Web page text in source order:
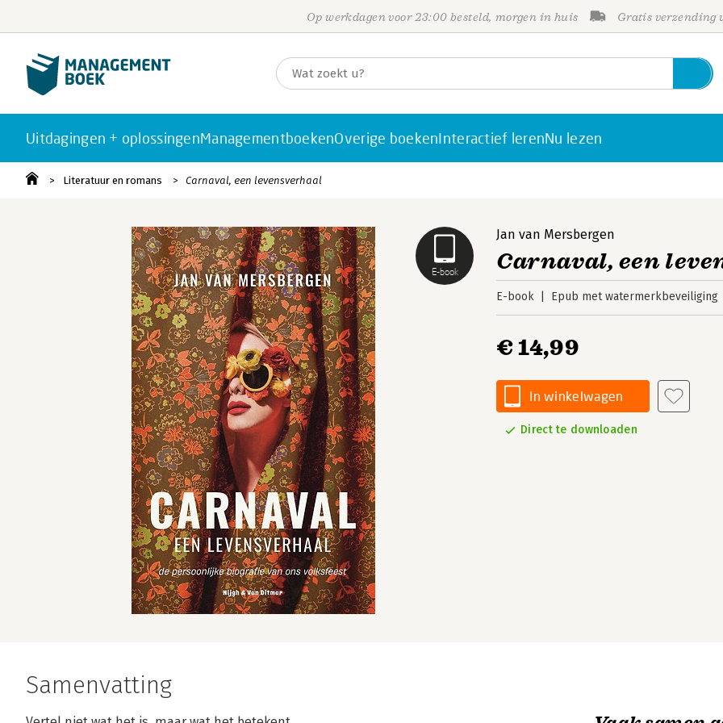
Op werkdagen voor 23:00 besteld, morgen in huis Gratis verzending
Uitdagingen + oplossingenManagementboekenOverige boekenInteractief lerenNu lezen
Literatuur en romans Carnaval, een levensverhaal
E-book
Jan van Mersbergen
Carnaval, een
E-book Epub met watermerkbeveiliging
€ 14,99
In winkelwagen
Direct te downloaden
Samenvatting